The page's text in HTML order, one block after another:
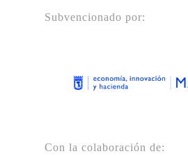
Subvencionado por:
Con la colaboración de: